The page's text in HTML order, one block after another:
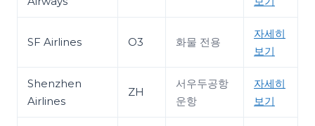
SF Airlines O3 화물 전용
자세히
보기
Shenzhen
Airlines
ZH
서우두공항
운항
자세히
보기